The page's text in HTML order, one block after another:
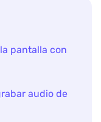
pantalla con
audio de